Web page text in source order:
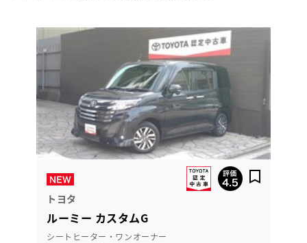
トヨタ
ルーミー カスタムG
シートヒーター・ワンオーナー